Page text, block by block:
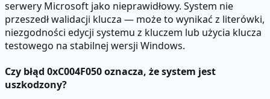
serwery Microsoft jako nieprawidłowy. System nie
przeszedł walidacji klucza — może to wynikać z literówki,
niezgodności edycji systemu z kluczem lub użycia klucza
testowego na stabilnej wersji Windows.
Czy błąd 0xC004F050 oznacza, że system jest
uszkodzony?